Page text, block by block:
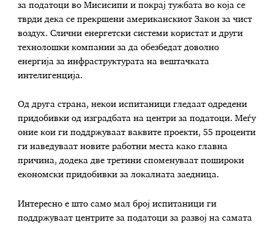
за податоци во Мисисипи и покрај тужбата во која се
тврди дека се прекршени американскиот Закон за чист
воздух. Слични енергетски системи користат и други
технолошки компании за да обезбедат доволно
енергија за инфраструктурата на вештачката
интелигенција.
Од друга страна, некои испитаници гледаат одредени
придобивки од изградбата на центри за податоци. Меѓу
оние кои ги поддржуваат ваквите проекти, 55 проценти
ги наведуваат новите работни места како главна
причина, додека две третини споменуваат пошироки
економски придобивки за локалната заедница.
Интересно е што само мал број испитаници ги
поддржуваат центрите за податоци за развој на самата